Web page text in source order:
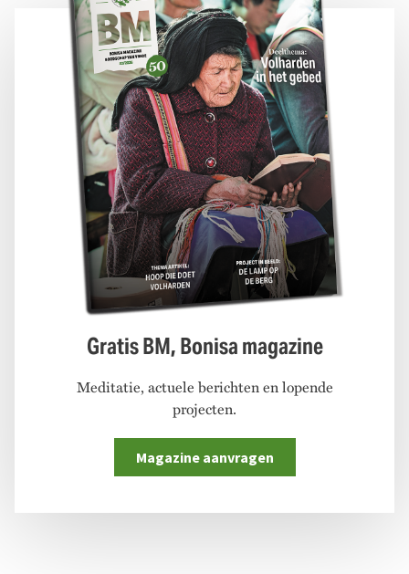
Gratis BM, Bonisa magazine
Meditatie, actuele berichten en lopende
projecten.
Magazine aanvragen